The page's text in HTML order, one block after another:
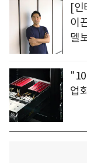
[인
이
델
업